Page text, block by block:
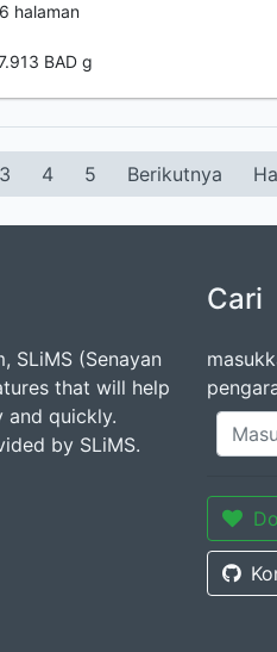
halaman
BAD g
3 4 5 Berikutnya
SLiMS (Senayan
that will help
and quickly.
by SLiMS.
Cari